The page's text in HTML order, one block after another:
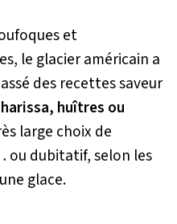
et
le glacier américain a
des recettes saveur
huîtres ou
large choix de
ou dubitatif, selon les
glace.